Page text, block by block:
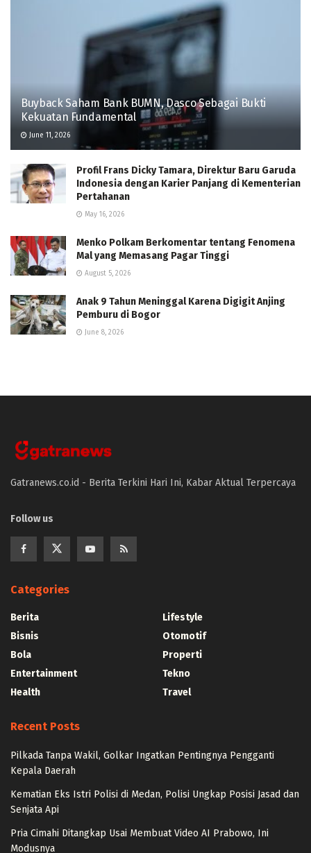
Buyback Saham Bank BUMN, Dasco Sebagai Bukti
Kekuatan Fundamental
June 11, 2026
Profil Frans Dicky Tamara, Direktur Baru Garuda
Indonesia dengan Karier Panjang di Kementerian
Pertahanan
May 16, 2026
Menko Polkam Berkomentar tentang Fenomena
Mal yang Memasang Pagar Tinggi
August 5, 2026
Anak 9 Tahun Meninggal Karena Digigit Anjing
Pemburu di Bogor
June 8, 2026
Gatranews.co.id - Berita Terkini Hari Ini, Kabar Aktual Terpercaya
Follow us
Categories
Berita
Bisnis
Bola
Entertainment
Health
Lifestyle
Otomotif
Properti
Tekno
Travel
Recent Posts
Pilkada Tanpa Wakil, Golkar Ingatkan Pentingnya Pengganti
Kepala Daerah
Kematian Eks Istri Polisi di Medan, Polisi Ungkap Posisi Jasad dan
Senjata Api
Pria Cimahi Ditangkap Usai Membuat Video AI Prabowo, Ini
Modusnya